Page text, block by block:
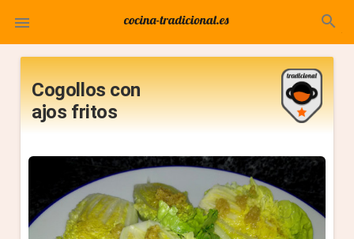
 search
Cogollos con
ajos fritos